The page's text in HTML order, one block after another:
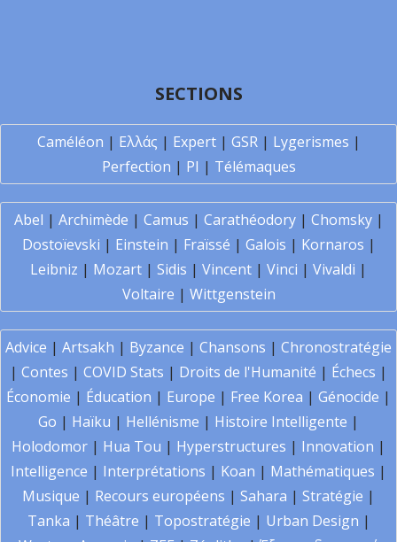
SECTIONS
Caméléon | Ελλάς | Expert| GSR| Lygerismes |
Perfection | PI | Télémaques
Abel | Archimède | Camus | Carathéodory| Chomsky|
Dostoïevski | Einstein | Fraïssé | Galois | Kornaros |
Leibniz | Mozart | Sidis | Vincent | Vinci | Vivaldi |
Voltaire | Wittgenstein
Advice | Artsakh | Byzance | Chansons | Chronostratégie
| Contes | COVID Stats | Droits de l'Humanité | Échecs |
Économie | Éducation | Europe | Free Korea | Génocide |
Go | Haïku | Hellénisme | Histoire Intelligente |
Holodomor | Hua Tou | Hyperstructures | Innovation |
Intelligence | Interprétations | Koan | Mathématiques |
Musique | Recours européens | Sahara | Stratégie |
Tanka | Théâtre | Topostratégie | Urban Design |